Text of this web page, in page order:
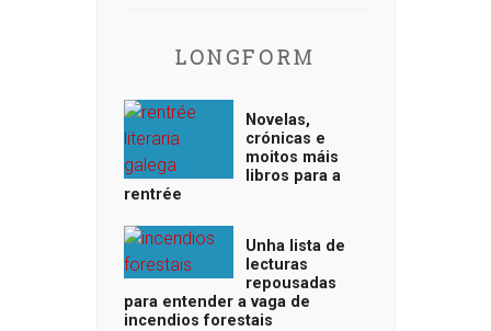
LONGFORM
Novelas,
crónicas e
moitos máis
libros para a
rentrée
Unha lista de
lecturas
repousadas
para entender a vaga de
incendios forestais